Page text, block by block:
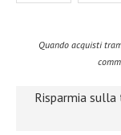
Quando acquisti
Risparmia